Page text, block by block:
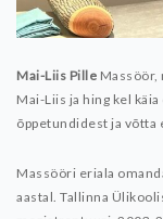
Mai-Liis Pille Massöör,
Mai-Liis ja hing kel
õppetundidest ja võtta
Massööri eriala
aastal. Tallinna